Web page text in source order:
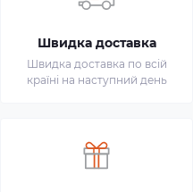
Швидка доставка
Швидка доставка по всій
країні на наступний день